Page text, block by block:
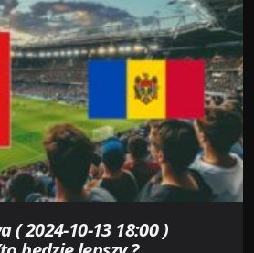
( 2024-10-13 18:00 )